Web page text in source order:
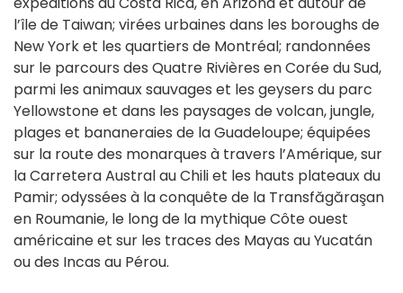
l’île de Taiwan; virées urbaines dans les boroughs de
New York et les quartiers de Montréal; randonnées
sur le parcours des Quatre Rivières en Corée du Sud,
parmi les animaux sauvages et les geysers du parc
Yellowstone et dans les paysages de volcan, jungle,
plages et bananeraies de la Guadeloupe; équipées
sur la route des monarques à travers l’Amérique, sur
la Carretera Austral au Chili et les hauts plateaux du
Pamir; odyssées à la conquête de la Transfăgăraşan
en Roumanie, le long de la mythique Côte ouest
américaine et sur les traces des Mayas au Yucatán
ou des Incas au Pérou.